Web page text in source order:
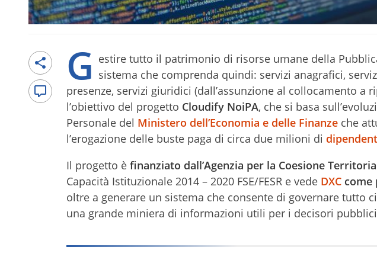
G estire tutto il patrimonio di risorse umane della
sistema che comprenda quindi: servizi anagrafici,
presenze, servizi giuridici (dall’assunzione al collocamento a
l’obiettivo del progetto Cloudify NoiPA, che si basa
Personale del Ministero dell’Economia e delle Finanze che
l’erogazione delle buste paga di circa due milioni di
Il progetto è finanziato dall’Agenzia per la Coesione
Capacità Istituzionale 2014 – 2020 FSE/FESR e vede DXC come
oltre a generare un sistema che consente di governare tutto
una grande miniera di informazioni utili per i decisori